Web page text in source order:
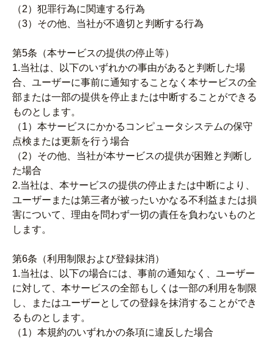
（2）犯罪行為に関連する行為
（3）その他、当社が不適切と判断する行為
第5条（本サービスの提供の停止等）
1.当社は、以下のいずれかの事由があると判断した場
合、ユーザーに事前に通知することなく本サービスの全
部または一部の提供を停止または中断することができる
ものとします。
（1）本サービスにかかるコンピュータシステムの保守
点検または更新を行う場合
（2）その他、当社が本サービスの提供が困難と判断し
た場合
2.当社は、本サービスの提供の停止または中断により、
ユーザーまたは第三者が被ったいかなる不利益または損
害について、理由を問わず一切の責任を負わないものと
します。
第6条（利用制限および登録抹消）
1.当社は、以下の場合には、事前の通知なく、ユーザー
に対して、本サービスの全部もしくは一部の利用を制限
し、またはユーザーとしての登録を抹消することができ
るものとします。
（1）本規約のいずれかの条項に違反した場合